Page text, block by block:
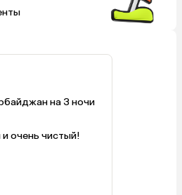
на 3 ночи
очень чистый!